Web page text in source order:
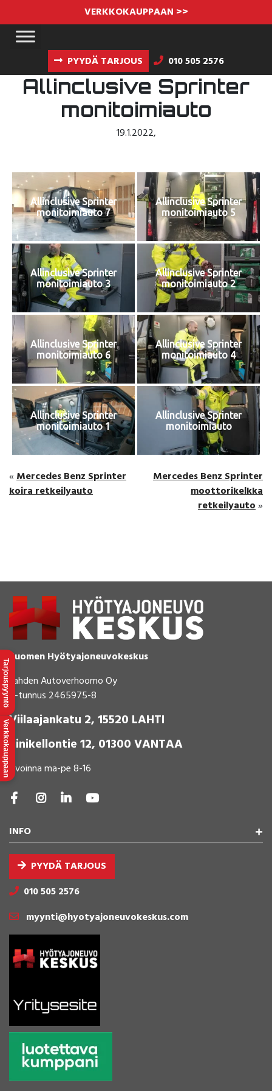
VERKKOKAUPPAAN >>
PYYDÄ TARJOUS 010 505 2576
Allinclusive Sprinter
monitoimiauto
19.1.2022,
Allinclusive Sprinter
monitoimiauto 7
Allinclusive Sprinter
monitoimiauto 5
Allinclusive Sprinter
monitoimiauto 3
Allinclusive Sprinter
monitoimiauto 2
Allinclusive Sprinter
monitoimiauto 6
Allinclusive Sprinter
monitoimiauto 4
Allinclusive Sprinter
monitoimiauto 1
Allinclusive Sprinter
monitoimiauto
« Mercedes Benz Sprinter
koira retkeilyauto
Mercedes Benz Sprinter
moottorikelkka
retkeilyauto »
Suomen Hyötyajoneuvokeskus
Lahden Autoverhoomo Oy
Y-tunnus 2465975-8
Viilaajankatu 2, 15520 LAHTI
Sinikellontie 12, 01300 VANTAA
Avoinna ma-pe 8-16
INFO
PYYDÄ TARJOUS
010 505 2576
myynti@hyotyajoneuvokeskus.com
Tarjouspyyntö
Verkkokauppaan